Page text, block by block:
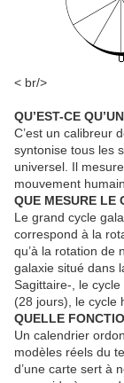
< br/>
QU’EST-CE
C’est un calibreur
syntonise tous les
universel. Il
mouvement
QUE MESURE LE
Le grand cycle
correspond à la
qu’à la rotation de
galaxie situé dans
Sagittaire-, le
(28 jours), le cycle
QUELLE
Un calendrier
modèles réels du
d’une carte sert à